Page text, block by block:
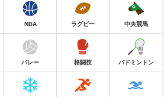
NBA ラグビー 中央競馬
バレー 格闘技 バドミントン